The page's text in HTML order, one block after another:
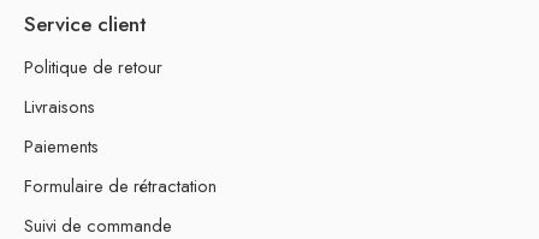
Service client
Politique de retour
Livraisons
Paiements
Formulaire de rétractation
Suivi de commande